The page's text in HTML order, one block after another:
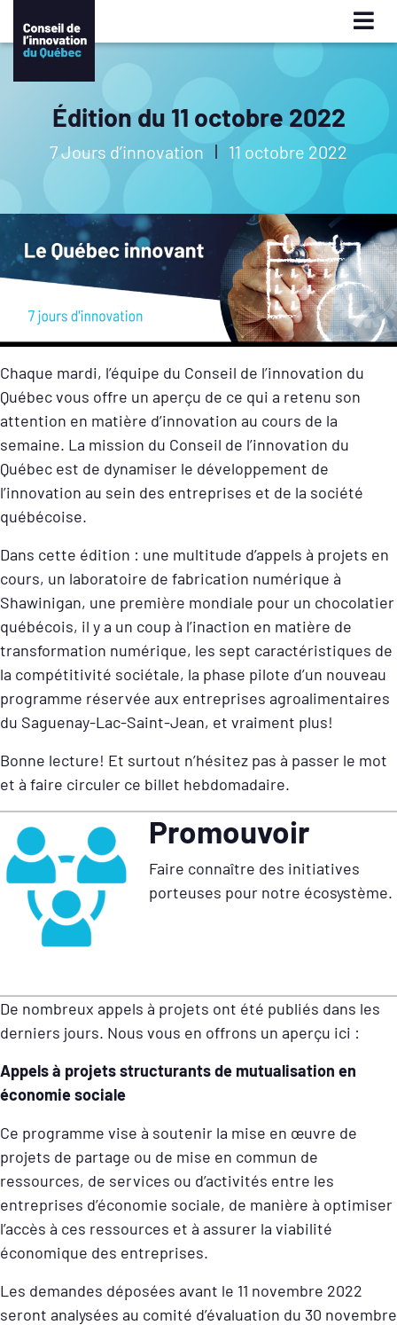
Édition du 11 octobre 2022
7 Jours d’innovation 11 octobre 2022
Chaque mardi, l’équipe du Conseil de l’innovation du
Québec vous offre un aperçu de ce qui a retenu son
attention en matière d’innovation au cours de la
semaine. La mission du Conseil de l’innovation du
Québec est de dynamiser le développement de
l’innovation au sein des entreprises et de la société
québécoise.
Dans cette édition : une multitude d’appels à projets en
cours, un laboratoire de fabrication numérique à
Shawinigan, une première mondiale pour un chocolatier
québécois, il y a un coup à l’inaction en matière de
transformation numérique, les sept caractéristiques de
la compétitivité sociétale, la phase pilote d’un nouveau
programme réservée aux entreprises agroalimentaires
du Saguenay-Lac-Saint-Jean, et vraiment plus!
Bonne lecture! Et surtout n’hésitez pas à passer le mot
et à faire circuler ce billet hebdomadaire.
Promouvoir
Faire connaître des initiatives
porteuses pour notre écosystème.
De nombreux appels à projets ont été publiés dans les
derniers jours. Nous vous en offrons un aperçu ici :
Appels à projets structurants de mutualisation en
économie sociale
Ce programme vise à soutenir la mise en œuvre de
projets de partage ou de mise en commun de
ressources, de services ou d’activités entre les
entreprises d’économie sociale, de manière à optimiser
l’accès à ces ressources et à assurer la viabilité
économique des entreprises.
Les demandes déposées avant le 11 novembre 2022
seront analysées au comité d’évaluation du 30 novembre